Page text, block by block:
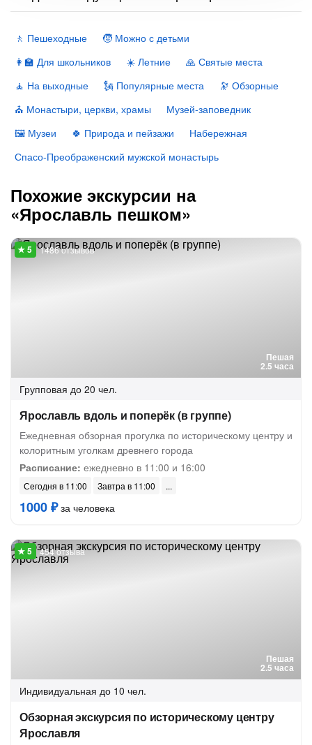
🚶 Пешеходные
🧒 Можно с детьми
👩‍🏫 Для школьников
☀️ Летние
🙏 Святые места
🧘 На выходные
🗽 Популярные места
🔭 Обзорные
⛪️ Монастыри, церкви, храмы
Музей-заповедник
🖼 Музеи
🍀 Природа и пейзажи
Набережная
Спасо-Преображенский мужской монастырь
Похожие экскурсии на
«Ярославль пешком»
Пешая
2.5 часа
1486 отзывов
Групповая до 20 чел.
Ярославль вдоль и поперёк (в группе)
Ежедневная обзорная прогулка по историческому центру и
колоритным уголкам древнего города
Расписание: ежедневно в 11:00 и 16:00
Сегодня в 11:00 Завтра в 11:00
1000 ₽за человека
Пешая
2.5 часа
454 отзыва
Индивидуальная до 10 чел.
Обзорная экскурсия по историческому центру
Ярославля